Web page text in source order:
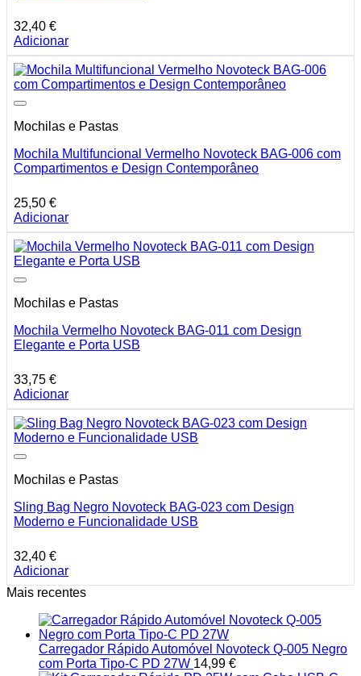
32,40 €
Adicionar
Mochilas e Pastas
Mochila Multifuncional Vermelho Novoteck BAG-006 com
Compartimentos e Design Contemporâneo
25,50 €
Adicionar
Mochilas e Pastas
Mochila Vermelho Novoteck BAG-011 com Design
Elegante e Porta USB
33,75 €
Adicionar
Mochilas e Pastas
Sling Bag Negro Novoteck BAG-023 com Design
Moderno e Funcionalidade USB
32,40 €
Adicionar
Mais recentes
Carregador Rápido Automóvel Novoteck Q-005 Negro
com Porta Tipo-C PD 27W 14,99 €